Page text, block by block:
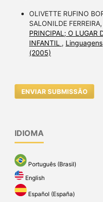
OLIVETTE RUFINO
SALONILDE FERREIRA,
PRINCIPAL; O LUGAR
INFANTIL ,
(2005)
ENVIAR SUBMISSÃO
IDIOMA
Português (Brasil)
English
Español (España)